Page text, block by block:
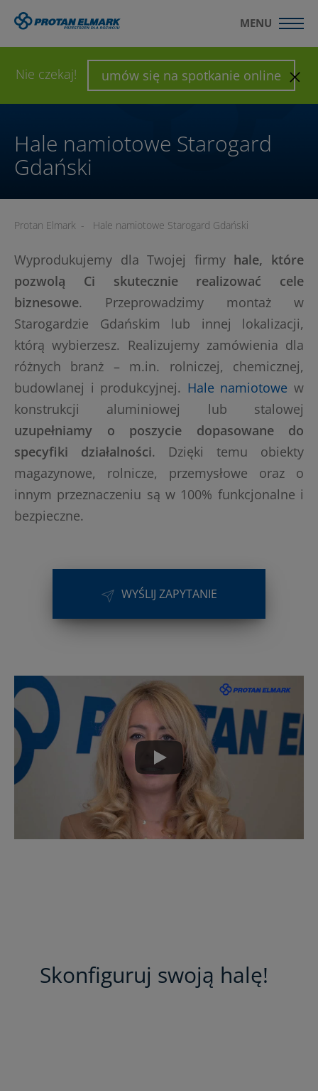
Nie czekaj! umów się na spotkanie online
MENU
WYŚLIJ ZAPYTANIE SKONFIGURUJ HALĘ
Hale namiotowe Starogard
Gdański
Protan Elmark - Hale namiotowe Starogard Gdański
Wyprodukujemy dla Twojej firmy hale, które
pozwolą Ci skutecznie realizować cele
biznesowe. Przeprowadzimy montaż w
Starogardzie Gdańskim lub innej lokalizacji,
którą wybierzesz. Realizujemy zamówienia dla
różnych branż – m.in. rolniczej, chemicznej,
budowlanej i produkcyjnej. Hale namiotowe w
konstrukcji aluminiowej lub stalowej
uzupełniamy o poszycie dopasowane do
specyfiki działalności. Dzięki temu obiekty
magazynowe, rolnicze, przemysłowe oraz o
innym przeznaczeniu są w 100% funkcjonalne i
bezpieczne.
WYŚLIJ ZAPYTANIE
Skonfiguruj swoją halę!